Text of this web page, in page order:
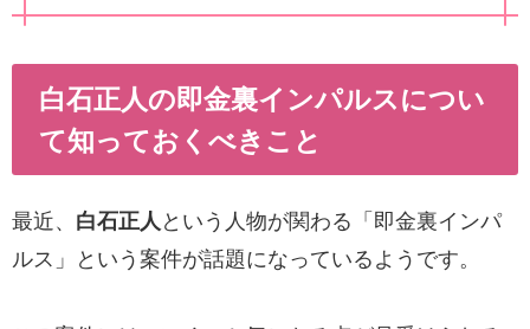
白石正人の即金裏インパルスについ
て知っておくべきこと
最近、 白石正人 という人物が関わる「即金裏インパ
ルス」という案件が話題になっているようです。